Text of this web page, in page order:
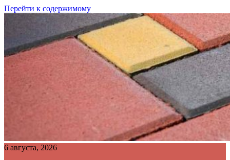
Перейти к содержимому
6 августа, 2026